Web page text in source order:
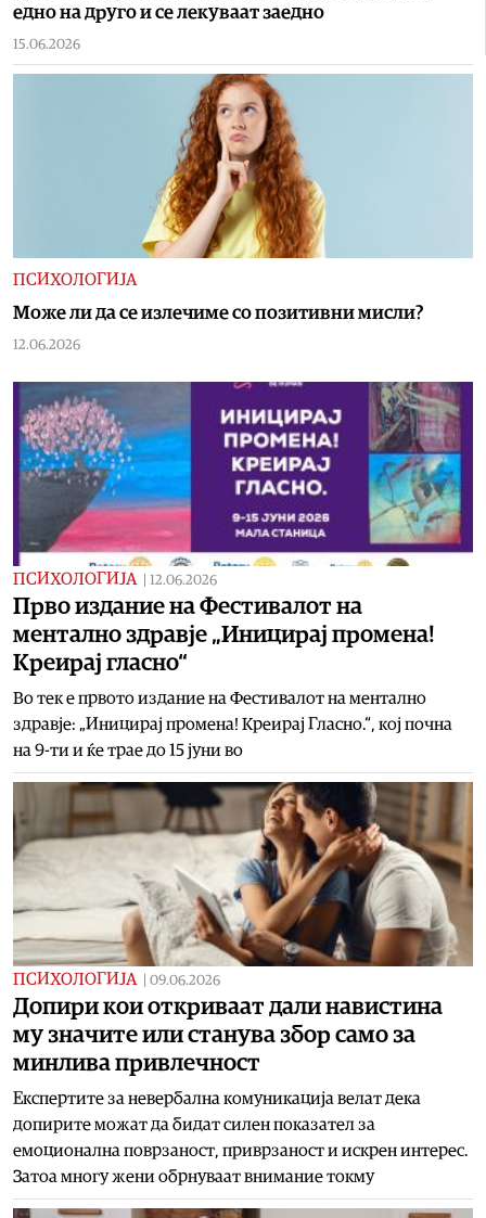
едно на друго и се лекуваат заедно
15.06.2026
ПСИХОЛОГИЈА
Може ли да се излечиме со позитивни мисли?
12.06.2026
ПСИХОЛОГИЈА 12.06.2026
Прво издание на Фестивалот на
ментално здравје „Иницирај промена!
Креирај гласно“
Во тек е првото издание на Фестивалот на ментално
здравје: „Иницирај промена! Креирај Гласно.“, кој почна
на 9-ти и ќе трае до 15 јуни во
ПСИХОЛОГИЈА 09.06.2026
Допири кои откриваат дали навистина
му значите или станува збор само за
минлива привлечност
Експертите за невербална комуникација велат дека
допирите можат да бидат силен показател за
емоционална поврзаност, приврзаност и искрен интерес.
Затоа многу жени обрнуваат внимание токму